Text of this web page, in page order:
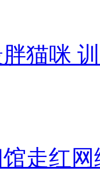
猫咪
走红网